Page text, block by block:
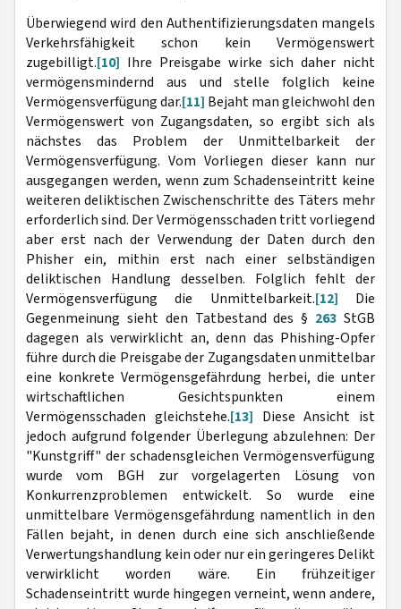
Überwiegend wird den Authentifizierungsdaten mangels
Verkehrsfähigkeit schon kein Vermögenswert
zugebilligt.[10] Ihre Preisgabe wirke sich daher nicht
vermögensmindernd aus und stelle folglich keine
Vermögensverfügung dar.[11] Bejaht man gleichwohl den
Vermögenswert von Zugangsdaten, so ergibt sich als
nächstes das Problem der Unmittelbarkeit der
Vermögensverfügung. Vom Vorliegen dieser kann nur
ausgegangen werden, wenn zum Schadenseintritt keine
weiteren deliktischen Zwischenschritte des Täters mehr
erforderlich sind. Der Vermögensschaden tritt vorliegend
aber erst nach der Verwendung der Daten durch den
Phisher ein, mithin erst nach einer selbständigen
deliktischen Handlung desselben. Folglich fehlt der
Vermögensverfügung die Unmittelbarkeit.[12] Die
Gegenmeinung sieht den Tatbestand des § 263 StGB
dagegen als verwirklicht an, denn das Phishing-Opfer
führe durch die Preisgabe der Zugangsdaten unmittelbar
eine konkrete Vermögensgefährdung herbei, die unter
wirtschaftlichen Gesichtspunkten einem
Vermögensschaden gleichstehe.[13] Diese Ansicht ist
jedoch aufgrund folgender Überlegung abzulehnen: Der
"Kunstgriff" der schadensgleichen Vermögensverfügung
wurde vom BGH zur vorgelagerten Lösung von
Konkurrenzproblemen entwickelt. So wurde eine
unmittelbare Vermögensgefährdung namentlich in den
Fällen bejaht, in denen durch eine sich anschließende
Verwertungshandlung kein oder nur ein geringeres Delikt
verwirklicht worden wäre. Ein frühzeitiger
Schadenseintritt wurde hingegen verneint, wenn andere,